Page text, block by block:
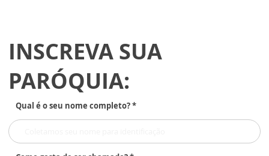
INSCREVA SUA
PARÓQUIA:
Qual é o seu nome completo? *